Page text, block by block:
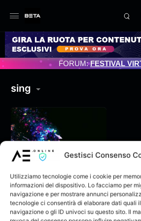
Gestisci Consenso
Utilizziamo tecnologie come i cookie per
informazioni del dispositivo. Lo facciamo per
navigazione e per mostrare annunci
tecnologie ci consentirà di elaborare dati quali
navigazione o gli ID univoci su questo sito. Il
PROGRAMMATO 3/07/2025
FORUM:FESTIVAL
sing
Daniele Albanesi –